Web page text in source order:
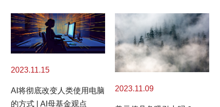
2023.11.15
AI将彻底改变人类使用电脑
的方式 | AI母基金观点
2023.11.09